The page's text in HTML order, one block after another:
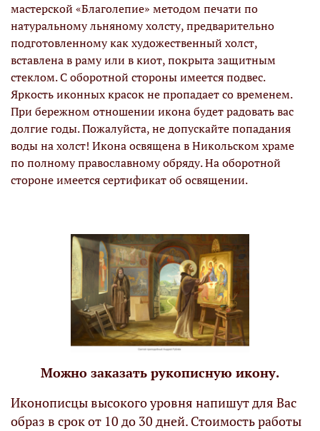
мастерской «Благолепие» методом печати по
натуральному льняному холсту, предварительно
подготовленному как художественный холст,
вставлена в раму или в киот, покрыта защитным
стеклом. С оборотной стороны имеется подвес.
Яркость иконных красок не пропадает со временем.
При бережном отношении икона будет радовать вас
долгие годы. Пожалуйста, не допускайте попадания
воды на холст! Икона освящена в Никольском храме
по полному православному обряду. На оборотной
стороне имеется сертификат об освящении.
Можно заказать рукописную икону.
Иконописцы высокого уровня напишут для Вас
образ в срок от 10 до 30 дней. Стоимость работы